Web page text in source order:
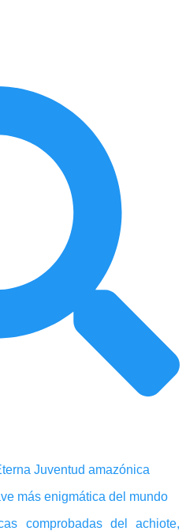
Juventud amazónica
más enigmática del mundo
comprobadas del achiote,